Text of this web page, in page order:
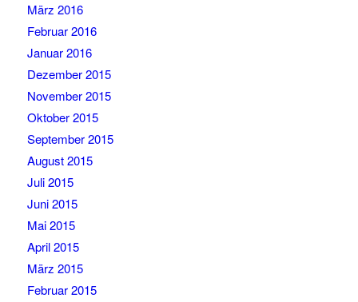
März 2016
Februar 2016
Januar 2016
Dezember 2015
November 2015
Oktober 2015
September 2015
August 2015
Juli 2015
Juni 2015
Mai 2015
April 2015
März 2015
Februar 2015